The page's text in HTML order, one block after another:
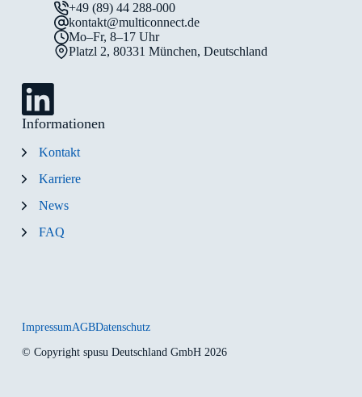
+49 (89) 44 288-000
kontakt@multiconnect.de
Mo–Fr, 8–17 Uhr
Platzl 2, 80331 München, Deutschland
Informationen
Kontakt
Karriere
News
FAQ
© Copyright spusu Deutschland GmbH 2026
ImpressumAGBDatenschutz